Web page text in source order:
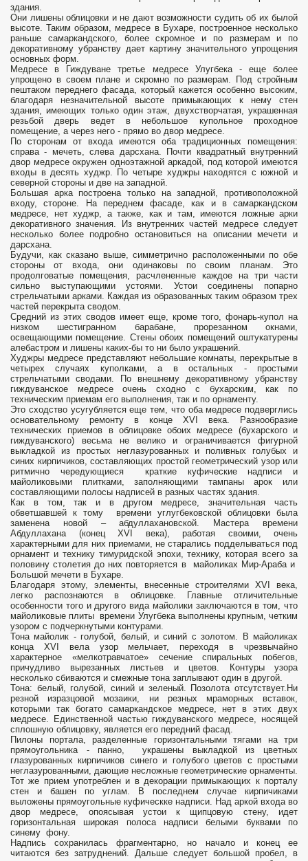
здания.
Они лишены облицовки и не дают возможности судить об их былой
высоте. Таким образом, медресе в Бухаре, построенное несколько
раньше самаркандского, более скромное и по размерам и по
декоративному убранству дает картину значительного упрощения
основных форм.
Медресе в Гиждуване третье медресе Улугбека - еще более
упрощено в своем плане и скромно по размерам. Под стройным
пештаком переднего фасада, который кажется особенно высоким,
благодаря незначительной высоте примыкающих к нему стен
здания, имеющих только один этаж, двухстворчатая, украшенная
резьбой дверь ведет в небольшое купольное проходное
помещение, а через него - прямо во двор медресе.
По сторонам от входа имеются оба традиционных помещения:
справа - мечеть, слева дарсхана. Почти квадратный внутренний
двор медресе окружен одноэтажной аркадой, под которой имеются
входы в десять худжр. По четыре худжры находятся с южной и
северной стороны и две на западной.
Большая арка построена только на западной, противоположной
входу, стороне. На переднем фасаде, как и в самаркандском
медресе, нет худжр, а также, как и там, имеются ложные арки
декоративного значения. Из внутренних частей медресе следует
несколько более подробно остановиться на описании мечети и
дарсхана.
Будучи, как сказано выше, симметрично расположенными по обе
стороны от входа, они одинаковы по своим планам. Это
продолговатые помещения, расчлененные каждое на три части
сильно выступающими устоями. Устои соединены попарно
стрельчатыми арками. Каждая из образованных таким образом трех
частей перекрыта сводом.
Средний из этих сводов имеет еще, кроме того, фонарь-купол на
низком шестигранном барабане, прорезанном окнами,
освещающими помещение. Стены обоих помещений оштукатурены
алебастром и лишены каких-бы то ни было украшений.
Худжры медресе представляют небольшие комнаты, перекрытые в
четырех случаях куполками, а в остальных - простыми
стрельчатыми сводами. По внешнему декоративному убранству
гиждуванское медресе очень сходно с бухарским, как по
техническим приемам его выполнения, так и по орнаменту.
Это сходство усугубляется еще тем, что оба медресе подверглись
основательному ремонту в конце XVI века. Разнообразие
технических приемов в облицовке обоих медресе (бухарского и
гиждуванского) весьма не велико и ограничивается фигурной
выкладкой из простых неглазурованных и поливных голубых и
синих кирпичиков, составляющих простой геометрический узор или
ритмично чередующиеся краткие куфические надписи и
майоликовыми плитками, заполняющими тампаны арок или
составляющими полосы надписей в разных частях здания.
Как в том, так и в другом медресе, значительная часть
обветшавшей к тому времени углугбековской облицовки была
заменена новой – абдуллахановской. Мастера времени
Абдуллахана (конец XVI века), работая своими, очень
характерными для них приемами, не старались подделываться под
орнамент и технику тимуридской эпохи, технику, которая всего за
половину столетия до них повторяется в майоликах Мир-Араба и
Большой мечети в Бухаре.
Благодаря этому, элементы, внесенные строителями XVI века,
легко распознаются в облицовке. Главные отличительные
особенности того и другого вида майолики заключаются в том, что
майоликовые плиты времени Улугбека выполнены крупным, четким
узором с подчеркнутыми контурами.
Тона майолик - голубой, белый, и синий с золотом. В майоликах
конца XVI вела узор мельчает, переходя в чрезвычайно
характерное «мелкотравчатое» сечение спиральных побегов,
причудливо вырезанных листьев и цветов. Контуры узора
несколько сбиваются и смежные тона заплывают один в другой.
Тона: белый, голубой, синий и зеленый. Позолота отсутствует.Ни
резной изразцовой мозаики, ни резных мраморных вставок,
которыми так богато самаркандское медресе, нет в этих двух
медресе. Единственной частью гиждуванского медресе, носящей
сплошную облицовку, является его передний фасад.
Пилоны портала, разделенные горизонтальными тягами на три
прямоугольника - панно, украшены выкладкой из цветных
глазурованных кирпичиков синего и голубого цветов с простыми
неглазурованными, дающие несложные геометрические орнаменты.
Тот же прием употреблен и в декорации примыкающих к порталу
стен и башен по углам. В последнем случае кирпичиками
выложены прямоугольные куфическке надписи. Над аркой входа во
двор медресе, опоясывая устои к щипцовую стену, идет
горизонтальная широкая полоса надписи белыми буквами по
синему фону.
Надпись сохранилась фрагментарно, но начало и конец ее
читаются без затруднений. Дальше следует большой пробел, в